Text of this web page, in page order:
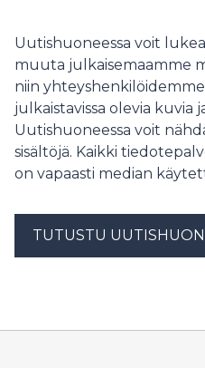
Uutishuoneessa voit
muuta julkaisemaamme
niin
julkaistavissa olevia kuvia
Uutishuoneessa voit
sisältöjä. Kaikki
on vapaasti median
TUTUSTU